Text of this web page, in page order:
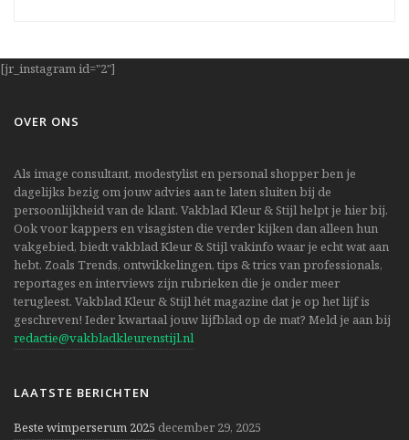
[jr_instagram id="2"]
OVER ONS
Als image consultant, modestylist en personal shopper ben je
dagelijks bezig om jouw advies aan te laten sluiten bij de
persoonlijkheid van de klant. Vakblad Kleur & Stijl helpt je hier bij.
Ook voor kappers en visagisten die verder kijken dan alleen hun
vakgebied, biedt vakblad Kleur & Stijl vakinfo waar je echt wat aan
hebt. Zoals Trends, ontwikkelingen, tips & trics van professionals,
reportages en interviews zijn rubrieken die je onder meer
terugleest. Vakblad Kleur & Stijl hét magazine dat je op het lijf is
geschreven! Ieder kwartaal jouw lijfblad op de mat? Meld je aan bij
redactie@vakbladkleurenstijl.nl
LAATSTE BERICHTEN
Beste wimperserum 2025 december 29, 2025